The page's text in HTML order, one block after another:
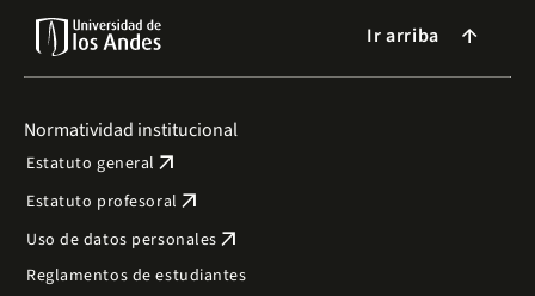
Ir arriba arrow_forward
Normatividad institucional
Estatuto general arrow_outward
Estatuto profesoral arrow_outward
Uso de datos personales arrow_outward
Reglamentos de estudiantes